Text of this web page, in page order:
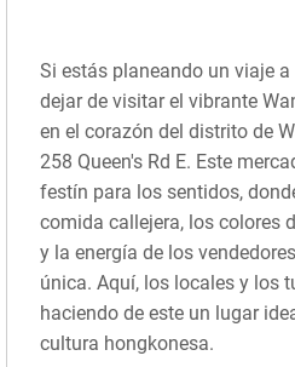
Si estás planeando un viaje
dejar de visitar el vibrante
en el corazón del distrito de
258 Queen's Rd E. Este
festín para los sentidos,
comida callejera, los colores
y la energía de los
única. Aquí, los locales y los
haciendo de este un lugar
cultura hongkonesa.